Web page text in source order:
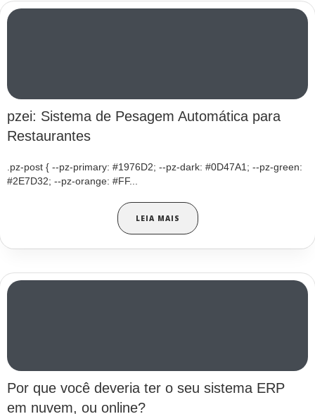
pzei: Sistema de Pesagem Automática para
Restaurantes
.pz-post { --pz-primary: #1976D2; --pz-dark: #0D47A1; --pz-green:
#2E7D32; --pz-orange: #FF...
LEIA MAIS
Por que você deveria ter o seu sistema ERP
em nuvem, ou online?